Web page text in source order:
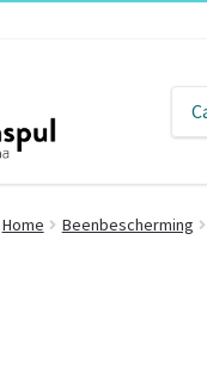
Home Beenbescherming